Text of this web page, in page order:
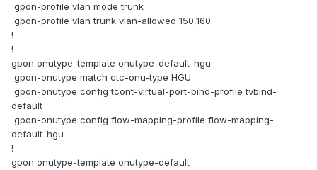
gpon-profile vlan mode trunk
gpon-profile vlan trunk vlan-allowed 150,160
!
!
gpon onutype-template onutype-default-hgu
gpon-onutype match ctc-onu-type HGU
gpon-onutype config tcont-virtual-port-bind-profile tvbind-
default
gpon-onutype config flow-mapping-profile flow-mapping-
default-hgu
!
gpon onutype-template onutype-default